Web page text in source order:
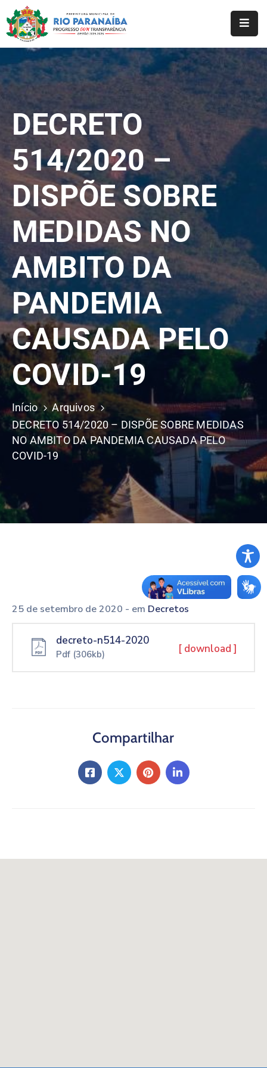
Início
O
Prefeitura
Notícias
Serviços
Transparência
Webmail
DECRETO
514/2020 –
DISPÕE SOBRE
MEDIDAS NO
AMBITO DA
PANDEMIA
CAUSADA PELO
COVID-19
Início
Arquivos
DECRETO 514/2020 – DISPÕE SOBRE MEDIDAS
NO AMBITO DA PANDEMIA CAUSADA PELO
COVID-19
25 de setembro de 2020 - em Decretos
decreto-n514-2020
Pdf (306kb) [ download ]
Compartilhar